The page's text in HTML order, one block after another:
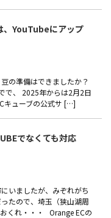
、YouTubeにアップ
の準備はできましたか？
で、 2025年からは2月2日
キューブの公式サ […]
でなくても対応
いましたが、みぞれがち
たので、埼玉（狭山湖周
くれ・・・ Orange ECの